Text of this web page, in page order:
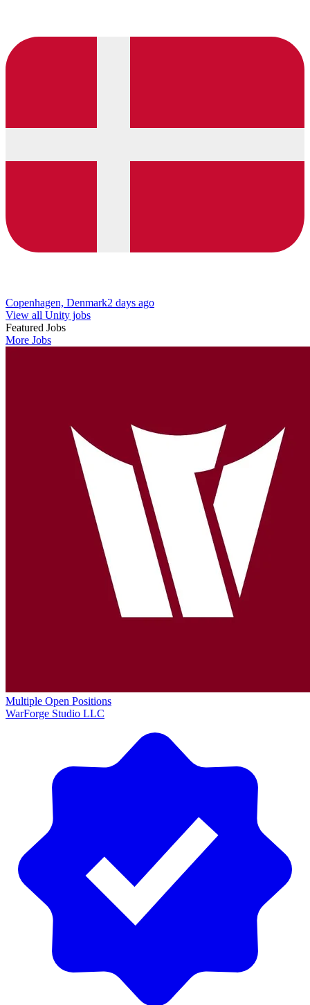
Copenhagen, Denmark2 days ago
View all Unity jobs
Featured Jobs
More Jobs
Multiple Open Positions
WarForge Studio LLC